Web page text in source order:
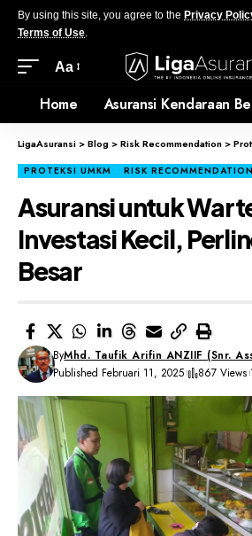
By using this site, you agree to the Privacy
Terms of Use.
Aa
Home Asuransi Kendaraan
LigaAsuransi >Blog >Risk Recommendation >
PROTEKSI UMKM RISK RECOMMENDATION
Asuransi untuk
Investasi Kecil,
Besar
ByMhd. Taufik Arifin ANZIIF (Snr.
Published Februari 11, 2025
867 Views